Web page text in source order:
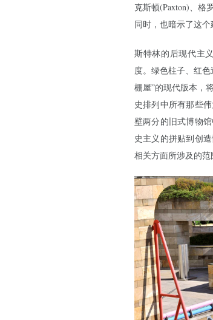
克斯顿(Paxton)、格
同时，也暗示了这个
斯特林的后现代主
度。绿色柱子、红
棚屋”的现代版本，
史排列中所有那些
壁两分的旧式博物
史主义的拼贴到创
相关方面所涉及的范